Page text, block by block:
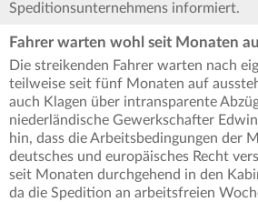
Speditionsunternehmens informiert.
Fahrer warten wohl seit Monaten
Die streikenden Fahrer warten nach
teilweise seit fünf Monaten auf
auch Klagen über intransparente
niederländische Gewerkschafter
hin, dass die Arbeitsbedingungen der
deutsches und europäisches Recht
seit Monaten durchgehend in den
da die Spedition an arbeitsfreien